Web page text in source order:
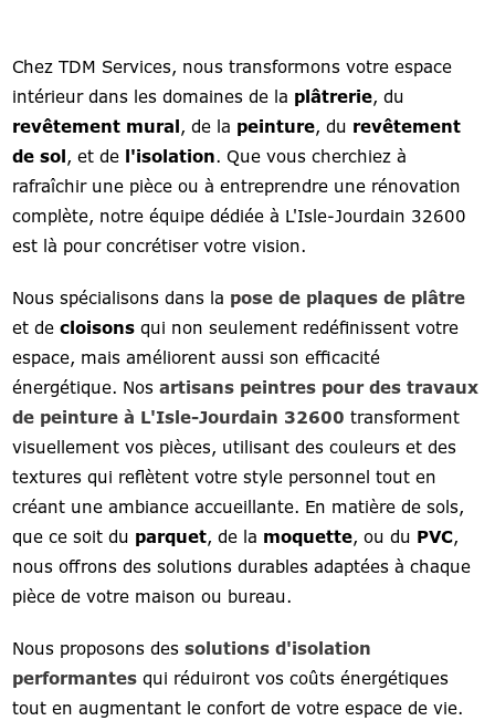
Chez TDM Services, nous transformons votre espace
intérieur dans les domaines de la plâtrerie, du
revêtement mural, de la peinture, du revêtement
de sol, et de l'isolation. Que vous cherchiez à
rafraîchir une pièce ou à entreprendre une rénovation
complète, notre équipe dédiée à L'Isle-Jourdain 32600
est là pour concrétiser votre vision.
Nous spécialisons dans la pose de plaques de plâtre
et decloisonsqui non seulement redéfinissent votre
espace, mais améliorent aussi son efficacité
énergétique. Nosartisans peintres pour des travaux
de peinture à L'Isle-Jourdain 32600 transforment
visuellement vos pièces, utilisant des couleurs et des
textures qui reflètent votre style personnel tout en
créant une ambiance accueillante. En matière de sols,
que ce soit du parquet, de la moquette, ou du PVC,
nous offrons des solutions durables adaptées à chaque
pièce de votre maison ou bureau.
Nous proposons dessolutions d'isolation
performantes qui réduiront vos coûts énergétiques
tout en augmentant le confort de votre espace de vie.